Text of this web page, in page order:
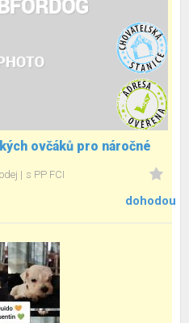
ovčáků pro náročné
s PP FCI
dohodou